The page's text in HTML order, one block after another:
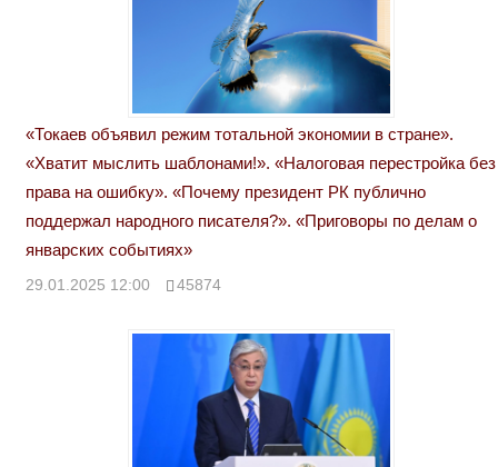
«Токаев объявил режим тотальной экономии в стране».
«Хватит мыслить шаблонами!». «Налоговая перестройка без
права на ошибку». «Почему президент РК публично
поддержал народного писателя?». «Приговоры по делам о
январских событиях»
29.01.2025 12:00 45874